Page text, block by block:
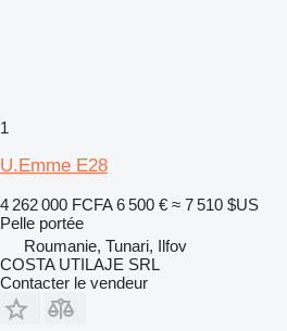
1
U.Emme E28
4 262 000 FCFA 6 500 € ≈ 7 510 $US
Pelle portée
Roumanie, Tunari, Ilfov
COSTA UTILAJE SRL
Contacter le vendeur